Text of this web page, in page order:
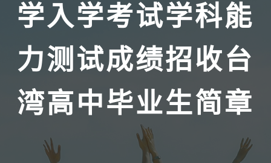
学入学考试学科能
力测试成绩招收台
湾高中毕业生简章